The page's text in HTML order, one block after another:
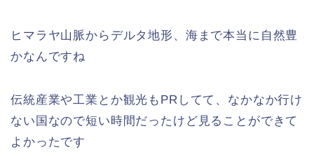
ヒマラヤ山脈からデルタ地形、海まで本当に自然豊
かなんですね
伝統産業や工業とか観光もPRしてて、なかなか行け
ない国なので短い時間だったけど見ることができて
よかったです